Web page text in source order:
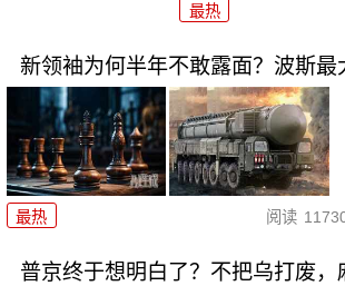
最热
新领袖为何半年不敢露面？波斯最
最热 阅读
普京终于想明白了？不把乌打废，